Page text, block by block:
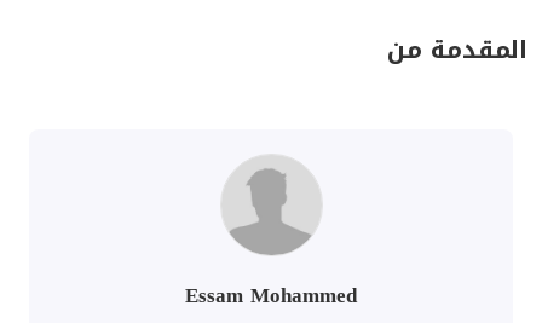
المقدمة من
Essam Mohammed